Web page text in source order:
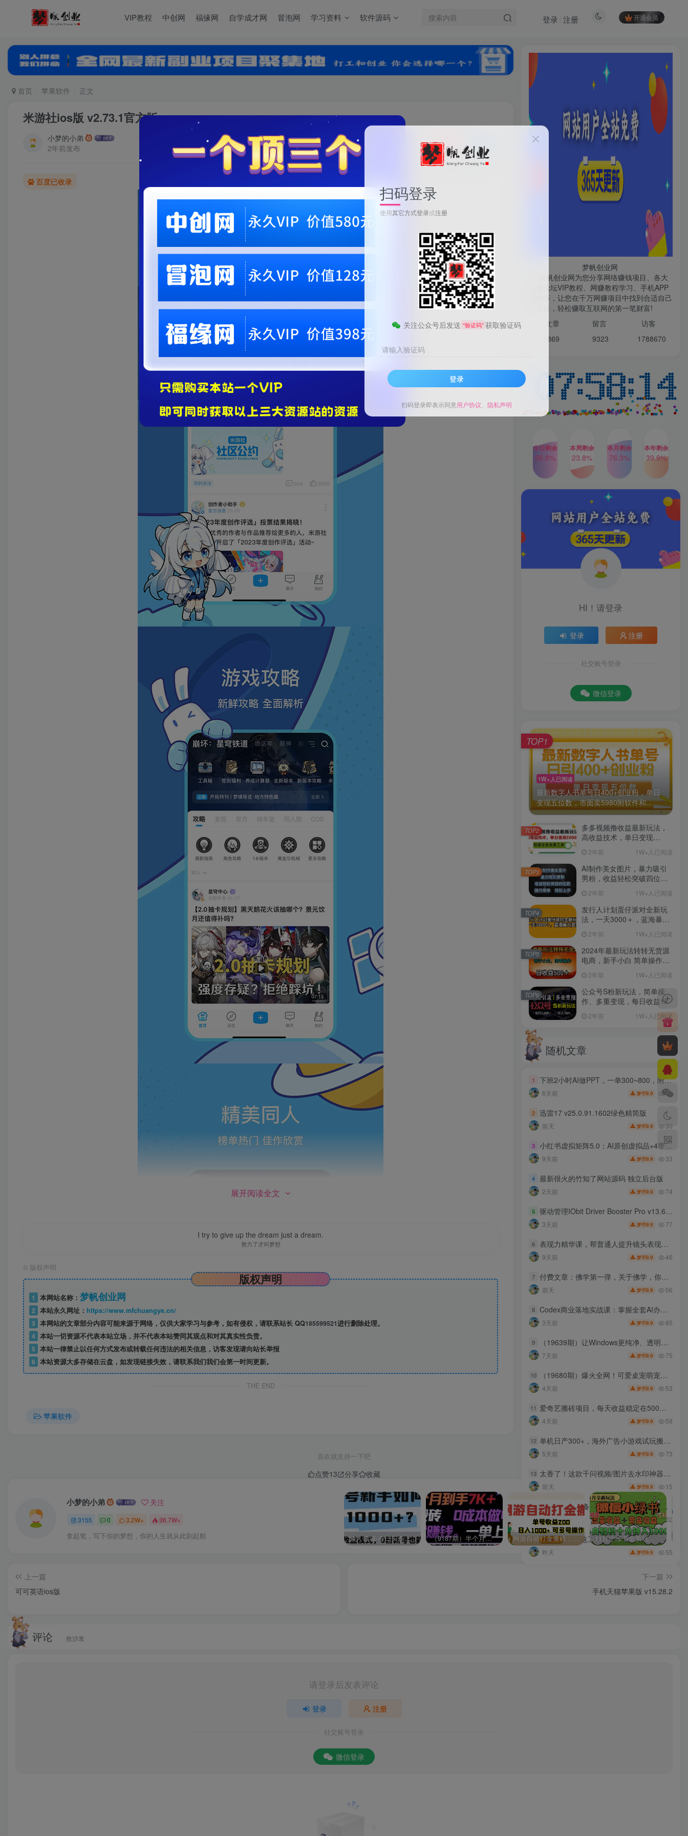
VIP教程 中创网 福缘网 自学成才网 冒泡网 学习资料 软件源码 开通会员
登录 注册
首页 苹果软件 正文
米游社ios版 v2.73.1官方版
小梦的小弟
2年前发布
关注
0 300 13
百度已收录
展开阅读全文
I try to give up the dream just a dream.
努力了才叫梦想
© 版权声明
版权声明
1 本网站名称： 梦帆创业网
2 本站永久网址： https://www.mfchuangye.cn/
3 本网站的文章部分内容可能来源于网络，仅供大家学习与参考，如有侵权，请联系站长 QQ185599521进行删除处理。
4 本站一切资源不代表本站立场，并不代表本站赞同其观点和对其真实性负责。
5 本站一律禁止以任何方式发布或转载任何违法的相关信息，访客发现请向站长举报
6 本站资源大多存储在云盘，如发现链接失效，请联系我们我们会第一时间更新。
THE END
苹果软件
喜欢就支持一下吧
点赞13 分享 收藏
小梦的小弟 关注
3155 0 3.2W+ 36.7W+
拿起笔，写下你的梦想，你的人生就从此刻起航 懒人领域·今日头条项目玩法，头条中视频项目，单号收益在50—500可批量￼ （9187期）半个月收益7K+，无脑搬砖，0成本做中间商，转手就赚钱，一单上百块，单… 网游自动打金搬砖，单号收益200 日入1000+ 无脑操作 11月小绿书全新玩法，公众号流量主+小绿书带货双重变现，小白十分钟无脑日入1000+
上一篇
可可英语ios版
下一篇
手机天猫苹果版 v15.28.2
评论 抢沙发
请登录后发表评论
登录 注册
社交账号登录
微信登录
HI！请登录
登录
1W+人已阅读
多多视频撸收益最新玩法，
高收益技术，单日变现
2000+，附赠全套技术资料
2年前 1W+人已阅读
数，操作简单 上手难度低
2年前 1W+人已阅读
发行人计划蛋仔派对全新玩
法，一天3000＋，蓝海暴力
变现2年前 1W+人已阅读
TOP4
2024年最新玩法转转无货源
电商，新手小白 简单操作，
长期稳定 日收入500＋
2年前
公众号S粉新玩法，简单操
作、多重变现，每日收益1k
2年前
TOP6
梦帆创业网
梦帆创业网为您分享网络赚钱项目、各大
网赚论坛VIP教程、网赚教程学习、手机APP
赚钱等，让您在千万网赚项目中找到合适自己
的项目，轻松赚取互联网的第一笔财富!
文章 留言 访客
6869 9323 1788670
今日剩余
66.8%
本周剩余
23.8%
本月剩余
76.3%
本年剩余
39.9%
HI！请登录
登录 注册
社交账号登录
微信登录
1W+人已阅读
最新数字人书单号日400+创业粉，单日
变现五位数，市面卖5980附软件和...
TOP1
多多视频撸收益最新玩法，
高收益技术，单日变现
2年前 1W+人已阅读
TOP2
AI制作美女图片，暴力吸引
男粉，收益轻松突破四位
2年前 1W+人已阅读
TOP3
发行人计划蛋仔派对全新玩
法，一天3000＋，蓝海暴力
2年前 1W+人已阅读
TOP4
2024年最新玩法转转无货源
电商，新手小白 简单操作，
2年前 1W+人已阅读
TOP5
公众号S粉新玩法，简单操
作、多重变现，每日收益1k
2年前 1W+人已阅读
TOP6
随机文章
1 下班2小时AI做PPT，一单300~800，附接单资源，全职副业都行【揭秘】
6天前 梦币9.9 96
2 迅雷17 v25.0.91.1602绿色精简版
前天 梦币9.9 30
3 小红书虚拟矩阵5.0：AI原创虚拟品+4带1自动化AI发笔记+测款怼款双模式（可工作室放大
9天前 梦币9.9 33
4 最新很火的竹知了网站源码 独立后台版
2天前 梦币9.9 74
5 驱动管理IObit Driver Booster Pro v13.6.0.438便携版
3天前 梦币9.9 77
6 表现力精华课，帮普通人提升镜头表现力，把公域流量稳稳转化为自身商业资产
9天前 梦币9.9 46
7 付费文章：佛学第一弹，关于佛学，你只需要记住四个字
前天 梦币9.9 56
8 Codex商业落地实战课：掌握全套AI办公技能，抓住风口降低成本放大收益
3天前 梦币9.9 85
9 （19639期）让Windows更纯净、透明、强大的优化工具！免费开源，主打性能提升、功能设置与磁盘清理 OptimizerDuck
7天前 梦币9.9 75
10 （19680期）爆火全网！可爱桌宠萌宠小工具来啦，附带超全皮肤，开源免费 Windows/Mac系统可用 BongoCat
4天前 梦币9.9 53
11 爱奇艺搬砖项目，每天收益稳定在500，跟着步骤操作、每天愿意花时间执行，就可以落地
4天前 梦币9.9 59
12 单机日产300+，海外广告小游戏试玩搬砖，24小时脚本全自动挂机
5天前 梦币9.9 73
13 太香了！这款千问视频/图片去水印神器，一键搞定烦人水印，本地完全免费，浏览器拓展插件
前天 梦币9.9 15
14 【跨境电商必备】AI无线画布制作商品宣传视频，四步搞定，无线画布工作流，操作简单好上手
21小时前 梦币9.9 22
15 免U盘重装！这工具让小白也可快速重装Windows，支持无人值守配置，数据无忧CmzPrep_Rev2
昨天 梦币9.9 55
扫码登录
使用其它方式登录或注册
关注公众号后发送 “验证码” 获取验证码
请输入验证码
登录
扫码登录即表示同意用户协议 隐私声明